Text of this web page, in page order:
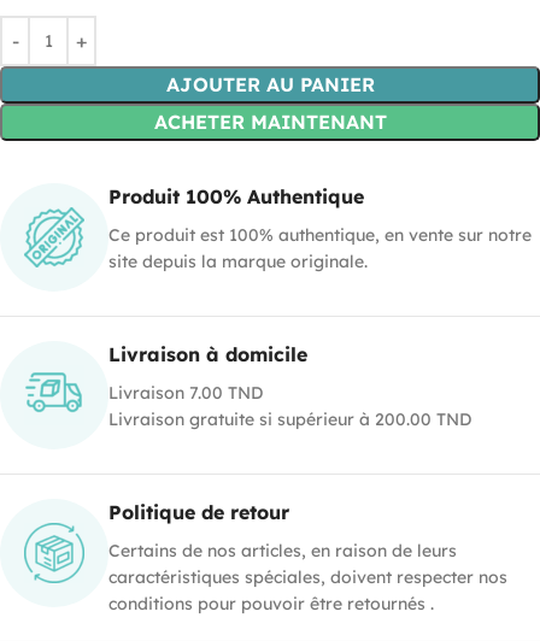
AJOUTER AU PANIER
ACHETER MAINTENANT
Produit 100% Authentique
Ce produit est 100% authentique, en vente sur notre
site depuis la marque originale.
Livraison à domicile
Livraison 7.00 TND
Livraison gratuite si supérieur à 200.00 TND
Politique de retour
Certains de nos articles, en raison de leurs
caractéristiques spéciales, doivent respecter nos
conditions pour pouvoir être retournés .